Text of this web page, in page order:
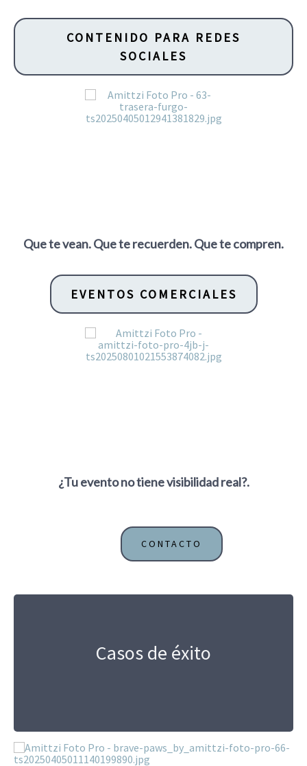
CONTENIDO PARA REDES
SOCIALES
Que te vean. Que te recuerden. Que te compren.
EVENTOS COMERCIALES
¿Tu evento no tiene visibilidad real?.
CONTACTO
Casos de éxito